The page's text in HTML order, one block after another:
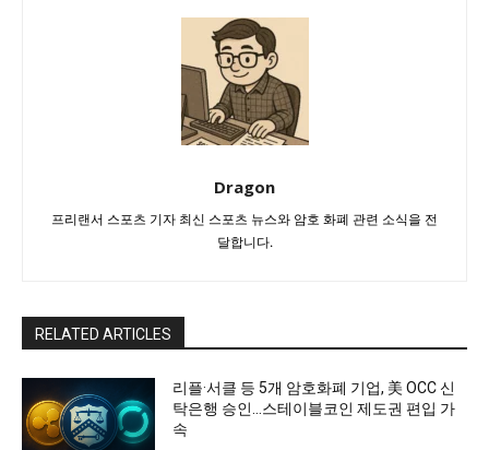
Dragon
프리랜서 스포츠 기자 최신 스포츠 뉴스와 암호 화폐 관련 소식을 전
달합니다.
RELATED ARTICLES
리플·서클 등 5개 암호화폐 기업, 美 OCC 신
탁은행 승인…스테이블코인 제도권 편입 가
속